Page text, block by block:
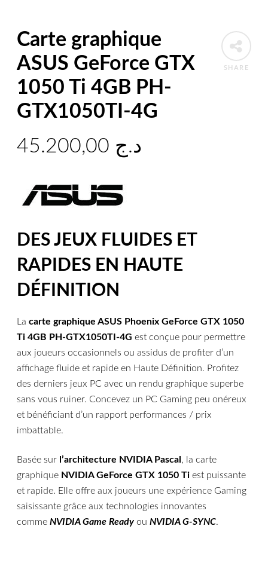
SHARE
Carte graphique
ASUS GeForce GTX
1050 Ti 4GB PH-
GTX1050TI-4G
د.ج
DES JEUX FLUIDES ET
RAPIDES EN HAUTE
DÉFINITION
Lacarte graphique ASUS Phoenix GeForce GTX 1050
Ti 4GB PH-GTX1050TI-4Gest conçue pour permettre
aux joueurs occasionnels ou assidus de profiter d’un
affichage fluide et rapide en Haute Définition. Profitez
des derniers jeux PC avec un rendu graphique superbe
sans vous ruiner. Concevez un PC Gaming peu onéreux
et bénéficiant d’un rapport performances / prix
imbattable.
Basée sur l’architecture NVIDIA Pascal , la carte
graphique NVIDIA GeForce GTX 1050 Ti est puissante
et rapide. Elle offre aux joueurs une expérience Gaming
saisissante grâce aux technologies innovantes
commeNVIDIA Game Ready ouNVIDIA G-SYNC.